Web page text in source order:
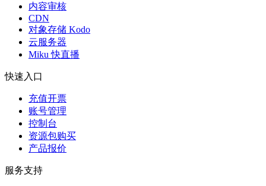
内容审核
CDN
对象存储 Kodo
云服务器
Miku 快直播
快速入口
充值开票
账号管理
控制台
资源包购买
产品报价
服务支持